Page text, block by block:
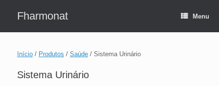
Fharmonat Menu
Início / Produtos / Saúde / Sistema Urinário
Sistema Urinário